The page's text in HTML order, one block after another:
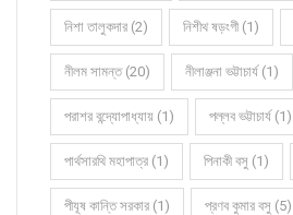
নিশা তালুকদার (2) নিশীথ ষড়ংগী (1)
নীলম সামন্ত (20) নীলাঞ্জনা ভট্টাচার্য (1)
পরাশর বন্দ্যোপাধ্যায় (1) পল্লব ভট্টাচার্য (1)
পার্থসারথি মহাপাত্র (1) পিনাকী বসু (1)
পীযূষ কান্তি সরকার (1) প্রণব কুমার বসু (5)